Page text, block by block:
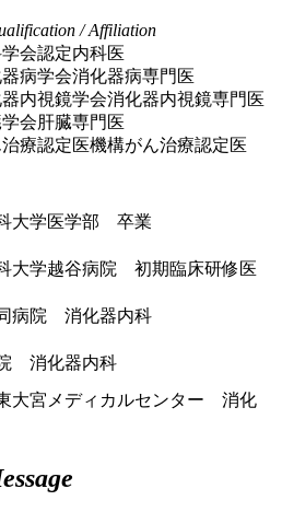
/ Affiliation
会認定内科医
病学会消化器病専門医
器内視鏡学会消化器内視鏡専門医
会肝臓専門医
治療認定医機構がん治療認定医
大学医学部 卒業
大学越谷病院 初期臨床研修医
病院 消化器内科
消化器内科
大宮メディカルセンター 消化